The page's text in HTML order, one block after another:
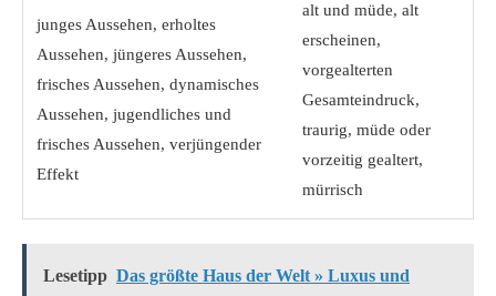
junges Aussehen, erholtes
Aussehen, jüngeres Aussehen,
frisches Aussehen, dynamisches
Aussehen, jugendliches und
frisches Aussehen, verjüngender
Effekt
alt und müde, alt
erscheinen,
vorgealterten
Gesamteindruck,
traurig, müde oder
vorzeitig gealtert,
mürrisch
Lesetipp Das größte Haus der Welt » Luxus und